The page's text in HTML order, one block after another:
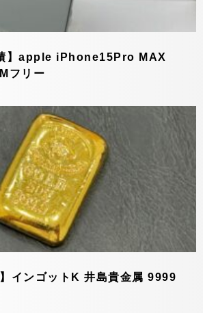
】apple iPhone15Pro MAX
フリー
】インゴットK 井島貴金属 9999